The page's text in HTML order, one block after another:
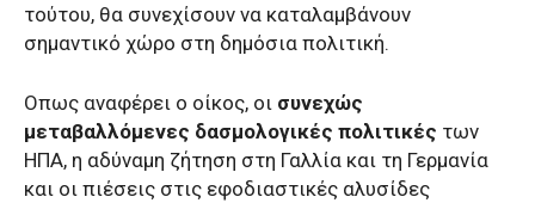
τούτου, θα συνεχίσουν να καταλαμβάνουν
σημαντικό χώρο στη δημόσια πολιτική.
Οπως αναφέρει ο οίκος, οι συνεχώς
μεταβαλλόμενες δασμολογικές πολιτικές των
ΗΠΑ, η αδύναμη ζήτηση στη Γαλλία και τη Γερμανία
και οι πιέσεις στις εφοδιαστικές αλυσίδες